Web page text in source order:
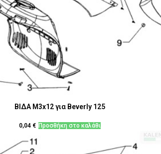
ΒΙΔΑ M3x12 για Beverly 125
0,04 € Προσθήκη στο καλάθι